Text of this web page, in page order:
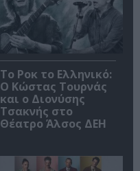
Το Ροκ το Ελληνικό:
Ο Κώστας Τουρνάς
και ο Διονύσης
Τσακνής στο
Θέατρο Άλσος ΔΕΗ